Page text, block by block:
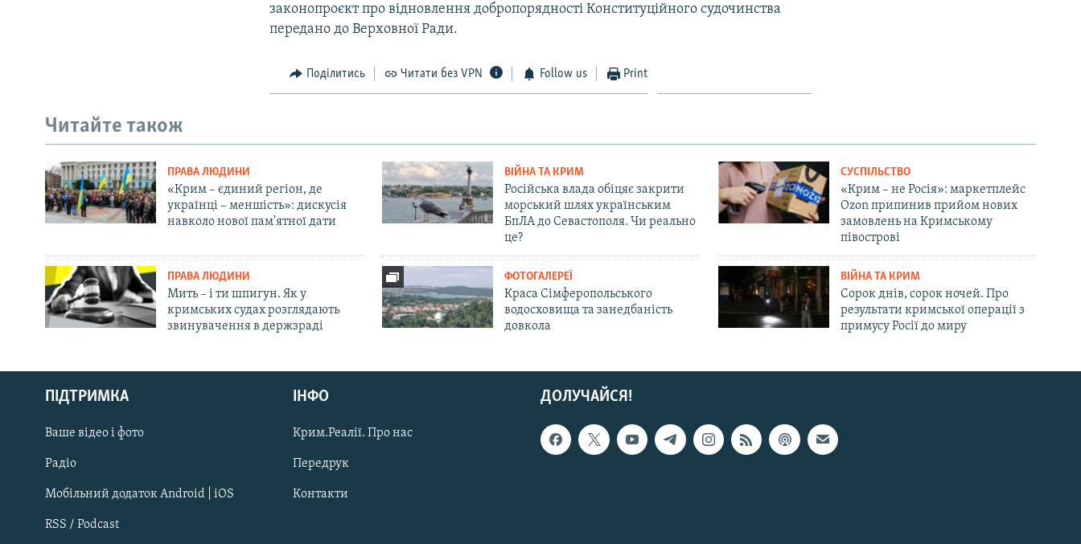
Русский
Qırımtatar
ДОЛУЧАЙСЯ!
законопроєкт про відновлення добропорядності Конституційного судочинства
передано до Верховної Ради.
Поділитись Читати без VPN Follow us Print
Читайте також
ПРАВА ЛЮДИНИ
«Крим – єдиний регіон, де
українці – меншість»: дискусія
навколо нової пам'ятної дати
ВІЙНА ТА КРИМ
Російська влада обіцяє закрити
морський шлях українським
БпЛА до Севастополя. Чи реально
це?
СУСПІЛЬСТВО
«Крим – не Росія»: маркетплейс
Ozon припинив прийом нових
замовлень на Кримському
півострові
ПРАВА ЛЮДИНИ
Мить – і ти шпигун. Як у
кримських судах розглядають
звинувачення в держзраді
ФОТОГАЛЕРЕЇ
Краса Сімферопольського
водосховища та занедбаність
довкола
ВІЙНА ТА КРИМ
Сорок днів, сорок ночей. Про
результати кримської операції з
примусу Росії до миру
ДОЛУЧАЙСЯ!
ПІДТРИМКА
Ваше відео і фото
Радіо
Мобільний додаток Android | iOS
RSS / Podcast
ІНФО
Крим.Реалії. Про нас
Передрук
Контакти